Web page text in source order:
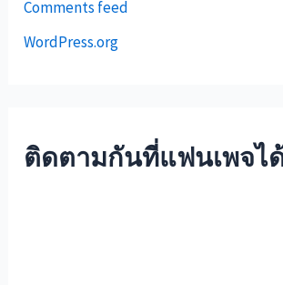
Comments feed
WordPress.org
ติดตามกันที่แฟนเพจไ